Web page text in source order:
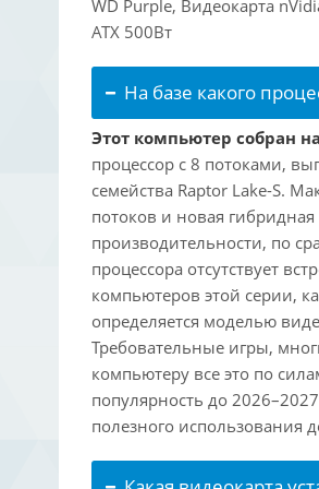
WD Purple, Видеокарта
ATX 500Вт
На базе какого
Этот компьютер собран
процессор с 8 потоками,
семейства Raptor Lake-S.
потоков и новая
производительности, по
процессора отсутствует
компьютеров этой серии,
определяется моделью
Требовательные игры,
компьютеру все это по
популярность до
полезного использования